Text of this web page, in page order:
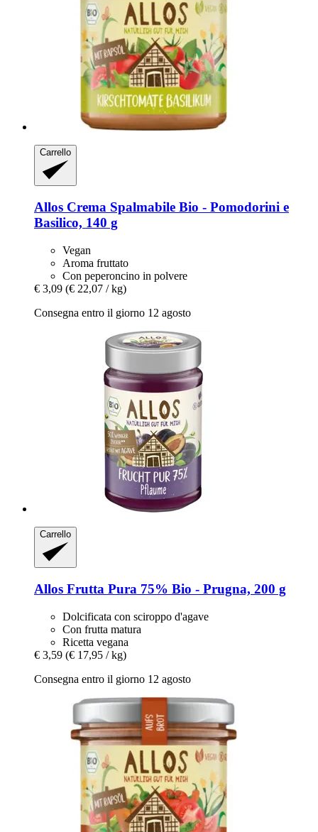
Carrello
Allos Crema Spalmabile Bio -​ Pomodorini e
Basilico, 140 g
Vegan
Aroma fruttato
Con peperoncino in polvere
€ 3,09 (€ 22,07 / kg)
Consegna entro il giorno 12 agosto
Carrello
Allos Frutta Pura 75% Bio -​ Prugna, 200 g
Dolcificata con sciroppo d'agave
Con frutta matura
Ricetta vegana
€ 3,59 (€ 17,95 / kg)
Consegna entro il giorno 12 agosto